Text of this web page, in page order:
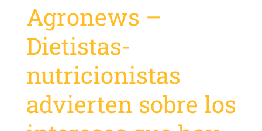
Agronews –
Dietistas-
nutricionistas
advierten sobre los